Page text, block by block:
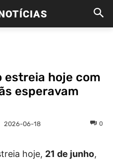
estreia hoje com
esperavam
2026-06-18 0
hoje, 21 de junho,